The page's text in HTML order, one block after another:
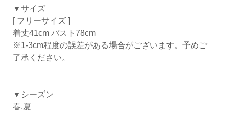
▼サイズ
[ フリーサイズ ]
着丈41cm バスト78cm
※1-3cm程度の誤差がある場合がございます。予めご
了承ください。
▼シーズン
春,夏